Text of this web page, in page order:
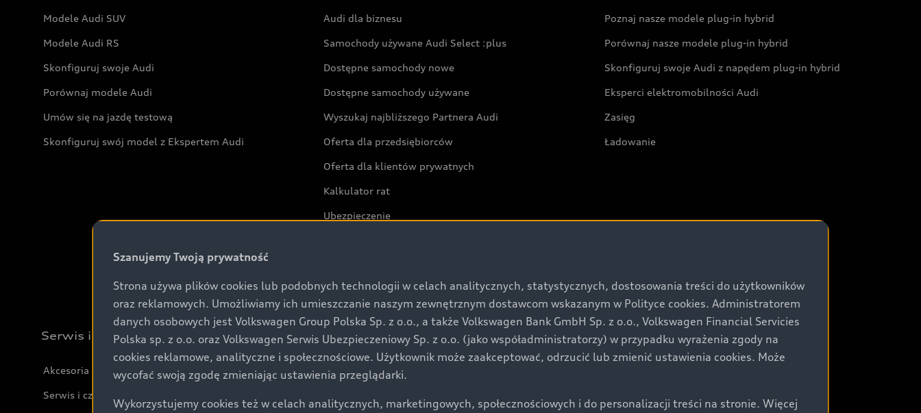
Modele Audi SUV
Modele Audi RS
Skonfiguruj swoje Audi
Porównaj modele Audi
Umów się na jazdę testową
Skonfiguruj swój model z Ekspertem Audi
Audi dla biznesu
Samochody używane Audi Select :plus
Dostępne samochody nowe
Dostępne samochody używane
Wyszukaj najbliższego Partnera Audi
Oferta dla przedsiębiorców
Oferta dla klientów prywatnych
Kalkulator rat
Ubezpieczenie
Audi exclusive
Poznaj nasze modele plug-in hybrid
Porównaj nasze modele plug-in hybrid
Skonfiguruj swoje Audi z napędem plug-in hybrid
Eksperci elektromobilności Audi
Zasięg
Ładowanie
Serwis i akcesoria
Akcesoria
Serwis i części
Świat Audi
Aktualności i historie postępu
Szanujemy Twoją prywatność
Strona używa plików cookies lub podobnych technologii w celach analitycznych, statystycznych, dostosowania treści do użytkowników
oraz reklamowych. Umożliwiamy ich umieszczanie naszym zewnętrznym dostawcom wskazanym w Polityce cookies. Administratorem
danych osobowych jest Volkswagen Group Polska Sp. z o.o., a także Volkswagen Bank GmbH Sp. z o.o., Volkswagen Financial Servicies
Polska sp. z o.o. oraz Volkswagen Serwis Ubezpieczeniowy Sp. z o.o. (jako współadministratorzy) w przypadku wyrażenia zgody na
cookies reklamowe, analityczne i społecznościowe. Użytkownik może zaakceptować, odrzucić lub zmienić ustawienia cookies. Może
wycofać swoją zgodę zmieniając ustawienia przeglądarki.
Wykorzystujemy cookies też w celach analitycznych, marketingowych, społecznościowych i do personalizacji treści na stronie. Więcej